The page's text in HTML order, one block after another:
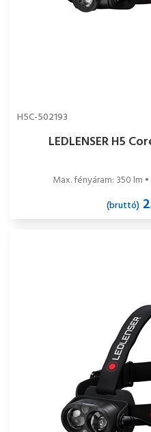
H5C-502193
LEDLENSER H5
Max. fényáram: 350 lm
(bruttó)